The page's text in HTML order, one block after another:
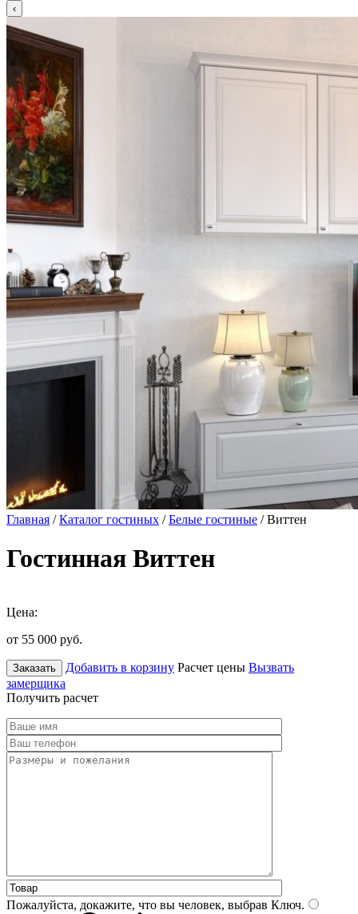
Главная /Каталог гостиных /Белые гостиные / Виттен
Гостинная Виттен
Цена:
от 55 000 руб.
Заказать Добавить в корзину Расчет цены Вызвать
замерщика
Получить расчет
Пожалуйста, докажите, что вы человек, выбрав Ключ.